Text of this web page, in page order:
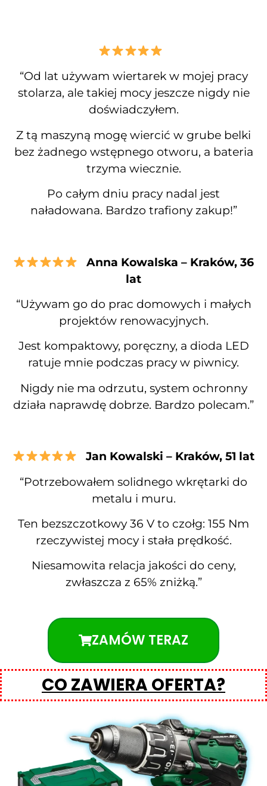
“Od lat używam wiertarek w mojej pracy
stolarza, ale takiej mocy jeszcze nigdy nie
doświadczyłem.
Z tą maszyną mogę wiercić w grube belki
bez żadnego wstępnego otworu, a bateria
trzyma wiecznie.
Po całym dniu pracy nadal jest
naładowana. Bardzo trafiony zakup!”
Anna Kowalska – Kraków, 36
lat
“Używam go do prac domowych i małych
projektów renowacyjnych.
Jest kompaktowy, poręczny, a dioda LED
ratuje mnie podczas pracy w piwnicy.
Nigdy nie ma odrzutu, system ochronny
działa naprawdę dobrze. Bardzo polecam.”
Jan Kowalski – Kraków, 51 lat
“Potrzebowałem solidnego wkrętarki do
metalu i muru.
Ten bezszczotkowy 36 V to czołg: 155 Nm
rzeczywistej mocy i stała prędkość.
Niesamowita relacja jakości do ceny,
zwłaszcza z 65% zniżką.”
ZAMÓW TERAZ
CO ZAWIERA OFERTA?